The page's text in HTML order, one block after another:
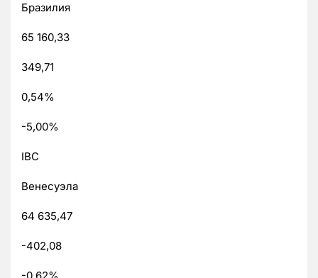
Бразилия
65 160,33
349,71
0,54%
-5,00%
IBC
Венесуэла
64 635,47
-402,08